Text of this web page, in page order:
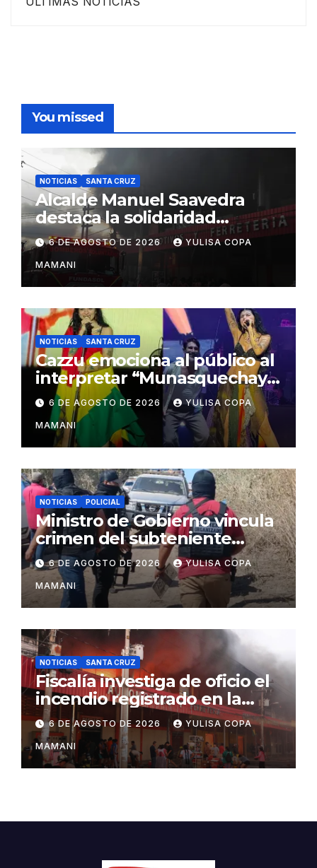
You missed
NOTICIAS SANTA CRUZ
Alcalde Manuel Saavedra
destaca la solidaridad
durante la emergencia en
Barrio Lindo
6 DE AGOSTO DE 2026 YULISA COPA
MAMANI
NOTICIAS SANTA CRUZ
Cazzu emociona al público al
interpretar “Munasquechay”
en su concierto en Santa
Cruz
6 DE AGOSTO DE 2026 YULISA COPA
MAMANI
NOTICIAS POLICIAL
Ministro de Gobierno vincula
crimen del subteniente
Salazar con la red de
Sebastián Marset
6 DE AGOSTO DE 2026 YULISA COPA
MAMANI
NOTICIAS SANTA CRUZ
Fiscalía investiga de oficio el
incendio registrado en la
feria Barrio Lindo
6 DE AGOSTO DE 2026 YULISA COPA
MAMANI